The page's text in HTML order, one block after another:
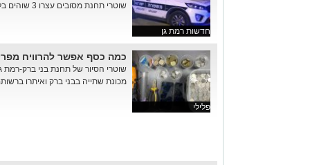
חדשות רמת גן
שוטרי תחנת מסובים עצרו 3 שוהים בלתי חוקיים בתחנת אוטובוס ברח...
פלילי
כמה כסף אפשר להרוויח
שוטרי הסיור של תחנת בני ברק-רמת
מכונת שתייה בבני ברק ואיתרו